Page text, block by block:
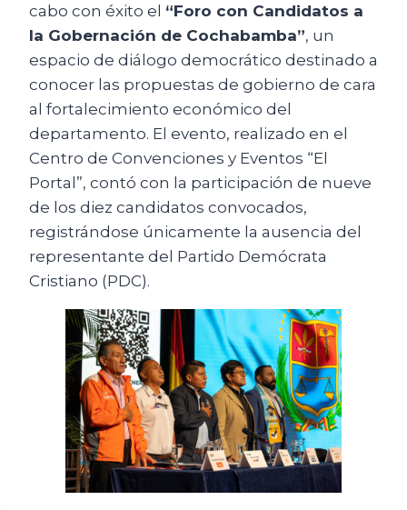
cabo con éxito el “Foro con Candidatos a
la Gobernación de Cochabamba”, un
espacio de diálogo democrático destinado a
conocer las propuestas de gobierno de cara
al fortalecimiento económico del
departamento. El evento, realizado en el
Centro de Convenciones y Eventos “El
Portal”, contó con la participación de nueve
de los diez candidatos convocados,
registrándose únicamente la ausencia del
representante del Partido Demócrata
Cristiano (PDC).